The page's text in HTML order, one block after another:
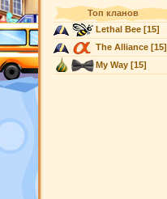
Топ кланов
Lethal Bee[15]
The Alliance[15]
My Way[15]